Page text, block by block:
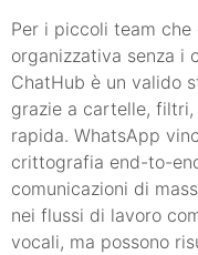
Per i piccoli team
organizzativa senza i
ChatHub è un valido
grazie a cartelle, filtri,
rapida. WhatsApp
crittografia end-to-
comunicazioni di
nei flussi di lavoro
vocali, ma possono